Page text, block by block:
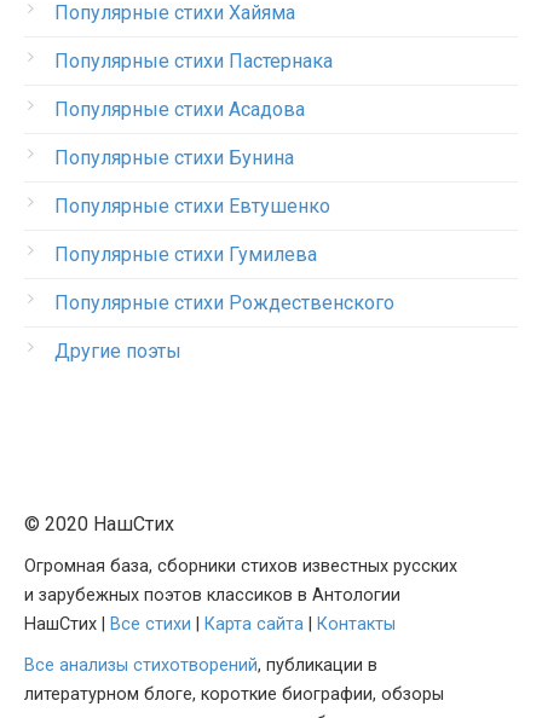
Популярные стихи Хайяма
Популярные стихи Пастернака
Популярные стихи Асадова
Популярные стихи Бунина
Популярные стихи Евтушенко
Популярные стихи Гумилева
Популярные стихи Рождественского
Другие поэты
© 2020 НашСтих
Огромная база, сборники стихов известных русских
и зарубежных поэтов классиков в Антологии
НашСтих |
Все стихи Карта сайта
Контакты
Все анализы стихотворений, публикации в
литературном блоге, короткие биографии, обзоры